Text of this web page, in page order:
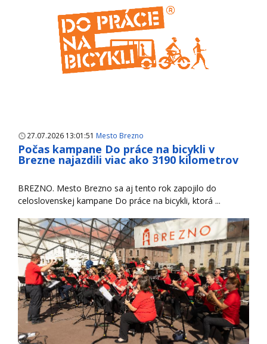
27.07.2026 13:01:51 Mesto Brezno
Počas kampane Do práce na bicykli v
Brezne najazdili viac ako 3190 kilometrov
BREZNO. Mesto Brezno sa aj tento rok zapojilo do
celoslovenskej kampane Do práce na bicykli, ktorá ...